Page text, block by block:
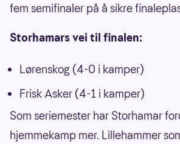
fem semifinaler på å sikre
Storhamars vei til finalen:
Lørenskog (4-0 i kamper)
Frisk Asker (4-1 i kamper)
Som seriemester har Storhamar
hjemmekamp mer. Lillehammer